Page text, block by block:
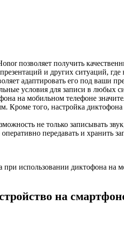
позволяет получить
и других ситуаций,
адаптировать его под ваши
условия для записи в любых
на мобильном телефоне
того, настройка
не только записывать
передавать и
при использовании диктофона
на